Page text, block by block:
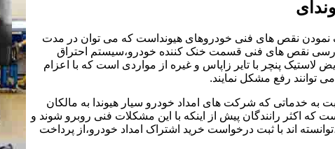
نمودن نقص های فنی خودروهای هیونداست که می توان در مدت
نقص های فنی قسمت خنک کننده خودرو،سیستم احتراق
لاستیک پنچر با تایر زاپاس و غیره از مواردی است که با اعزام
توانند رفع مشکل نمایند.
به خدماتی که شرکت های امداد خودرو سیار هیوندا به مالکان
که اکثر رانندگان پیش از اینکه با این مشکلات فنی روبرو شوند و
اند با ثبت درخواست خرید اشتراک امداد خودرو،از پرداخت